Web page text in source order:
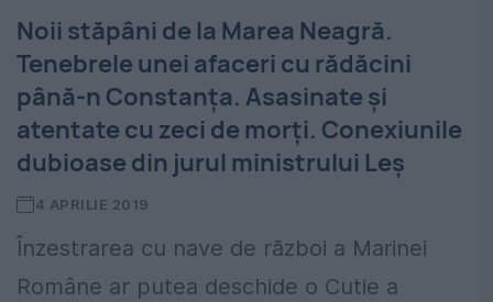
Noii stăpâni de la Marea Neagră.
Tenebrele unei afaceri cu rădăcini
până-n Constanța. Asasinate și
atentate cu zeci de morți. Conexiunile
dubioase din jurul ministrului Leș
4 APRILIE 2019
Înzestrarea cu nave de război a Marinei
Române ar putea deschide o Cutie a